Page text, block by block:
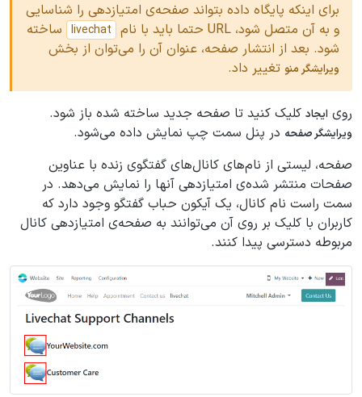
برای اینکه پایگاه داده بتواند صفحه‌ی امتیازدهی را شناسایی
و به آن متصل شود، URL حتما باید با نام
livechat ساخته
شود. بعد از انتشار صفحه، عنوان آن را می‌توان از بخش
ویرایشگر منو تغییر داد.
روی ایجاد کلیک کنید تا صفحه جدید ساخته شده باز شود.
ویرایشگر صفحه در پنل سمت چپ نمایش داده می‌شود.
صفحه، لیستی از نام‌های کانال‌های گفتگوی زنده با عناوین
صفحات منتشر شده‌ی امتیازدهی آنها را نمایش می‌دهد. در
سمت راست نام کانال، یک آیکون حباب گفتگو وجود دارد که
کاربران با کلیک بر روی آن می‌توانند به صفحه‌ی امتیازدهی کانال
مربوطه دسترسی پیدا کنند.